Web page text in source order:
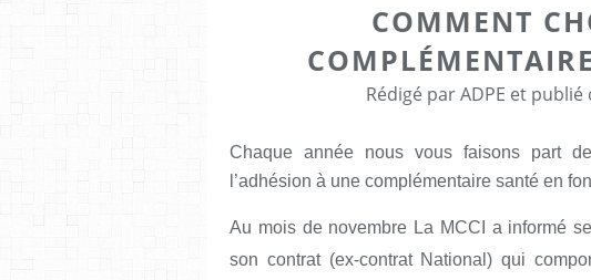
COMMENT
Rédigé par ADPE et
Chaque année nous vous faisons part
l’adhésion à une complémentaire santé en
Au mois de novembre La MCCI a informé
son contrat (ex-contrat National) qui